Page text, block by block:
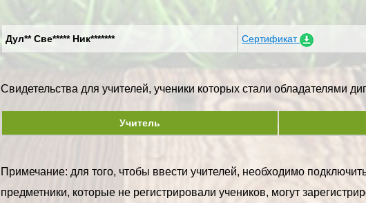
Дул** Све***** Ник******* Сертификат
Свидетельства для учителей, ученики которых стали обладателями
Учитель
Примечание: для того, чтобы ввести учителей, необходимо
предметники, которые не регистрировали учеников, могут